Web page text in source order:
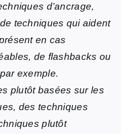
d’ancrage,
techniques qui aident
en cas
de flashbacks ou
exemple.
plutôt basées sur les
des techniques
plutôt